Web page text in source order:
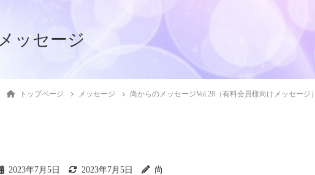
メッセージ
トップページ メッセージ 尚からのメッセージVol.28（有料会員様向けメッセージ）
2023年7月5日 2023年7月5日 尚